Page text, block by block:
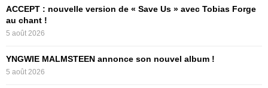
ACCEPT : nouvelle version de « Save Us » avec Tobias Forge
au chant !
5 août 2026
YNGWIE MALMSTEEN annonce son nouvel album !
5 août 2026